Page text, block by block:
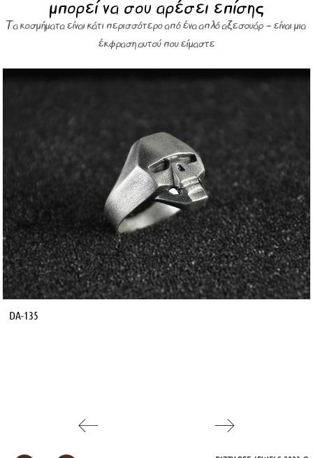
Τα κοσμήματα είναι κάτι περισσότερο από ένα απλό αξεσουάρ – είναι μια
έκφραση αυτού που είμαστε
DA-135